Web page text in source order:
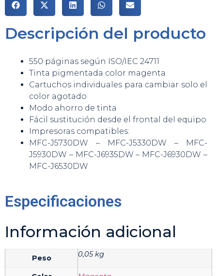
Descripción del producto
550 páginas según ISO/IEC 24711
Tinta pigmentada color magenta
Cartuchos individuales para cambiar solo el
color agotado
Modo ahorro de tinta
Fácil sustitución desde el frontal del equipo
Impresoras compatibles:
MFC-J5730DW – MFC-J5330DW – MFC-
J5930DW – MFC-J6935DW – MFC-J6930DW –
MFC-J6530DW
Especificaciones
Información adicional
Peso 0,05 kg